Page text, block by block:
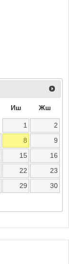
Иш Жш
1
2
8
9
15
16
22
23
29
30